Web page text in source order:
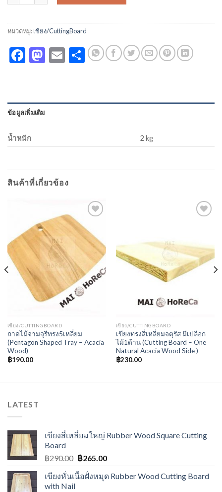
หมวดหมู่:เขียง/CuttingBoard
Facebook
Mastodon
EmailShare
ข้อมูลเพิ่มเติม
น้ำหนัก 2 kg
สินค้าที่เกี่ยวข้อง
Add to
Wishlist
เขียง/CUTTINGBOARD
ถาดไม้จามจุรีทรง5เหลี่ยม
(Pentagon Shaped Tray – Acacia
Wood)
฿190.00
เขียง/CUTTINGBOARD
เขียงทรงสี่เหลี่ยมจตุรัส มีเปลือก
ไม้1ด้าน (Cutting Board – One
Natural Acacia Wood Side )
฿230.00
LATEST
เขียงสี่เหลี่ยมใหญ่ Rubber Wood Square Cutting
Board
฿290.00 ฿265.00
เขียงหั่นเนื้อฝั่งหมุด Rubber Wood Cutting Board
with Nail